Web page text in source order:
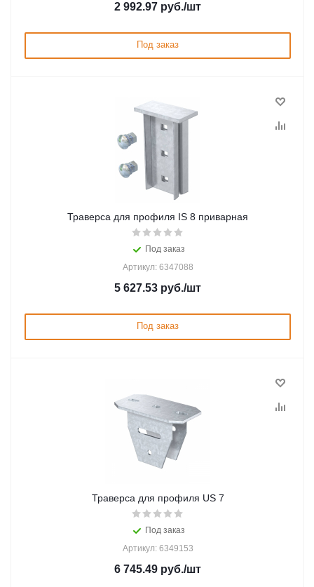
2 992.97 руб./шт
Под заказ
Траверса для профиля IS 8 приварная
Под заказ
Артикул: 6347088
5 627.53 руб./шт
Под заказ
Траверса для профиля US 7
Под заказ
Артикул: 6349153
6 745.49 руб./шт